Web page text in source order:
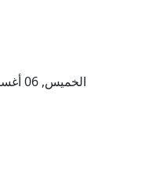
الخميس, 06 أغسطس 2026 – 23 صفر 1448 هـ